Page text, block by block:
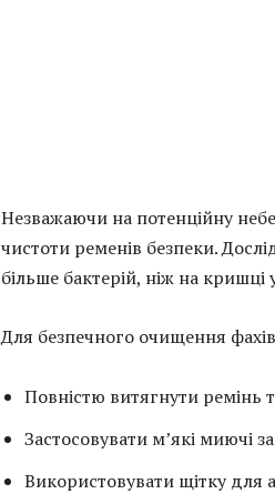
Незважаючи на потенційну
чистоти ременів безпеки.
більше бактерій, ніж на кришці
Для безпечного очищення
Повністю витягнути ремінь
Застосовувати м’які миючі
Використовувати щітку для